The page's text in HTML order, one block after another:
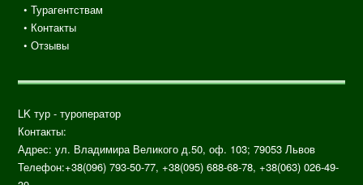
•Турагентствам
• Контакты
•Отзывы
LK тур - туроператор
Контакты:
Адрес: ул. Владимира Великого д.50, оф. 103; 79053 Львов
Телефон:+38(096) 793-50-77, +38(095) 688-68-78, +38(063) 026-49-